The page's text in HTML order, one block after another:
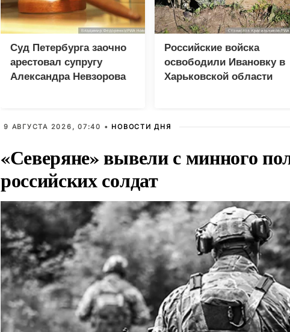
Суд Петербурга заочно
арестовал супругу
Александра Невзорова
Российские войска
освободили Ивановку в
Харьковской области
9 АВГУСТА 2026, 07:40 • НОВОСТИ ДНЯ
«Северяне» вывели с минного
российских солдат